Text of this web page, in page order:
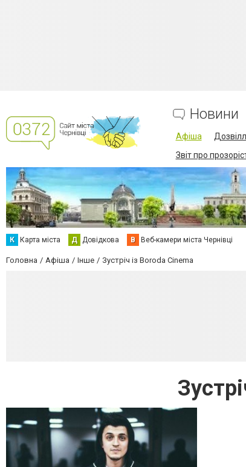
Новини
Афіша
Звіт про
К Карта міста Д Довідкова В Веб-камери міста Чернівці
Головна Афіша Інше Зустріч із Boroda Cinema